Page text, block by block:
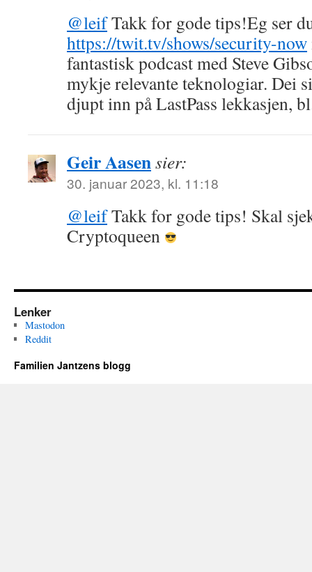
@leifTakk for gode tips!Eg ser
https://twit.tv/shows/security-now
fantastisk podcast med Steve
mykje relevante teknologiar. Dei
djupt inn på LastPass lekkasjen,
Geir Aasensier:
30. januar 2023, kl. 11:18
@leifTakk for gode tips! Skal
Cryptoqueen
Lenker
Mastodon
Reddit
Familien Jantzens blogg